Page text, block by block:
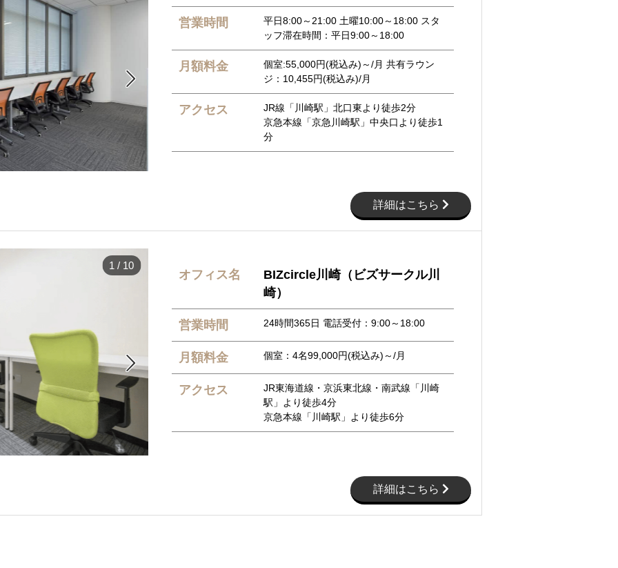

営業時間
平日8:00～21:00 土曜10:00～18:00 スタ
ッフ滞在時間：平日9:00～18:00
月額料金
個室:55,000円(税込み)～/月 共有ラウン
ジ：10,455円(税込み)/月
アクセス
JR線「川崎駅」北口東より徒歩2分
京急本線「京急川崎駅」中央口より徒歩1
分
詳細はこちら

1 / 10
オフィス名
BIZcircle川崎（ビズサークル川
崎）
営業時間 24時間365日 電話受付：9:00～18:00
月額料金 個室：4名99,000円(税込み)～/月
アクセス
JR東海道線・京浜東北線・南武線「川崎
駅」より徒歩4分
京急本線「川崎駅」より徒歩6分
詳細はこちら